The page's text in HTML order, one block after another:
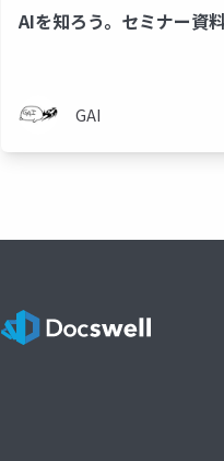
AIを知ろう。セミナー資
GAI